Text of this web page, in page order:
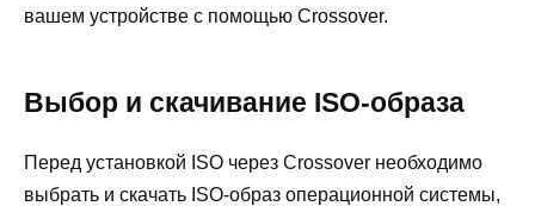
вашем устройстве с помощью Crossover.
Выбор и скачивание ISO-образа
Перед установкой ISO через Crossover необходимо
выбрать и скачать ISO-образ операционной системы,